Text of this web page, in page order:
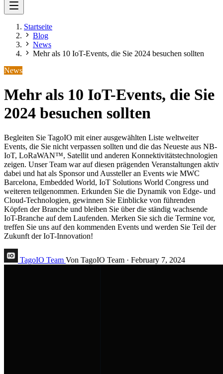
Startseite
Blog
News
Mehr als 10 IoT-Events, die Sie 2024 besuchen sollten
News
Mehr als 10 IoT-Events, die Sie
2024 besuchen sollten
Begleiten Sie TagoIO mit einer ausgewählten Liste weltweiter
Events, die Sie nicht verpassen sollten und die das Neueste aus NB-
IoT, LoRaWAN™, Satellit und anderen Konnektivitätstechnologien
zeigen. Unser Team war auf diesen prägenden Veranstaltungen aktiv
dabei und hat als Sponsor und Aussteller an Events wie MWC
Barcelona, Embedded World, IoT Solutions World Congress und
weiteren teilgenommen. Erkunden Sie die Dynamik von Edge- und
Cloud-Technologien, gewinnen Sie Einblicke von führenden
Köpfen der Branche und bleiben Sie über die ständig wachsende
IoT-Branche auf dem Laufenden. Merken Sie sich die Termine vor,
treffen Sie uns auf den kommenden Events und werden Sie Teil der
Zukunft der IoT-Innovation!
TagoIO Team Von TagoIO Team · February 7, 2024